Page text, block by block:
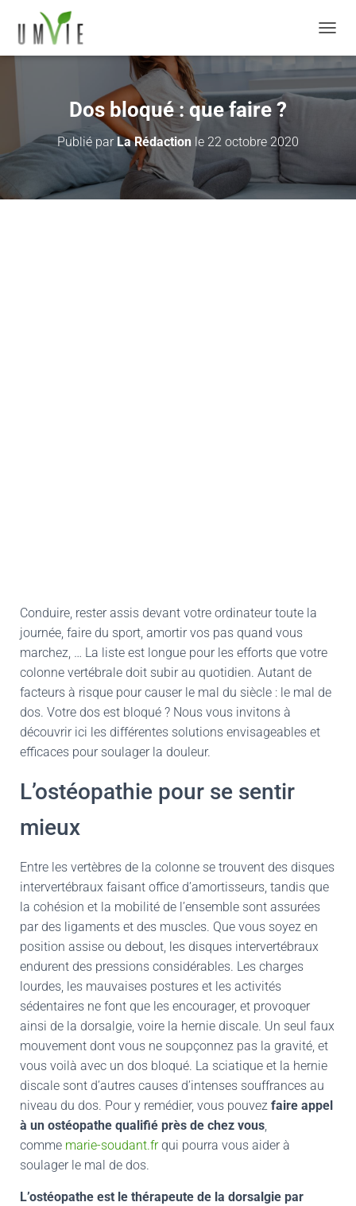
Dos bloqué : que faire ?
Publié par La Rédaction le 22 octobre 2020
Conduire, rester assis devant votre ordinateur toute la
journée, faire du sport, amortir vos pas quand vous
marchez, … La liste est longue pour les efforts que votre
colonne vertébrale doit subir au quotidien. Autant de
facteurs à risque pour causer le mal du siècle : le mal de
dos. Votre dos est bloqué ? Nous vous invitons à
découvrir ici les différentes solutions envisageables et
efficaces pour soulager la douleur.
L’ostéopathie pour se sentir
mieux
Entre les vertèbres de la colonne se trouvent des disques
intervertébraux faisant office d’amortisseurs, tandis que
la cohésion et la mobilité de l’ensemble sont assurées
par des ligaments et des muscles. Que vous soyez en
position assise ou debout, les disques intervertébraux
endurent des pressions considérables. Les charges
lourdes, les mauvaises postures et les activités
sédentaires ne font que les encourager, et provoquer
ainsi de la dorsalgie, voire la hernie discale. Un seul faux
mouvement dont vous ne soupçonnez pas la gravité, et
vous voilà avec un dos bloqué. La sciatique et la hernie
discale sont d’autres causes d’intenses souffrances au
niveau du dos. Pour y remédier, vous pouvez faire appel
à un ostéopathe qualifié près de chez vous,
comme marie-soudant.fr qui pourra vous aider à
soulager le mal de dos.
L’ostéopathe est le thérapeute de la dorsalgie par